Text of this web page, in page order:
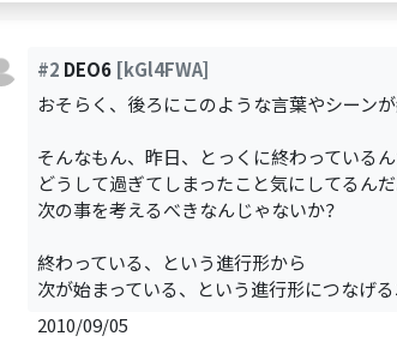
#2 DEO6 [kGl4FWA]
おそらく、後ろにこのような言葉やシーン
そんなもん、昨日、とっくに終わっているん
どうして過ぎてしまったこと気にしてるんだ
次の事を考えるべきなんじゃないか？
終わっている、という進行形から
次が始まっている、という進行形につなげる
2010/09/05